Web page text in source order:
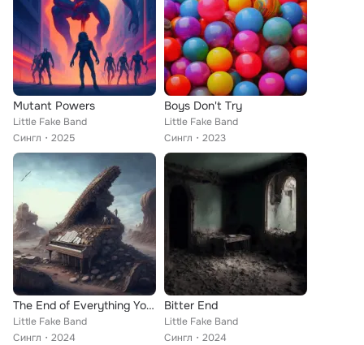
Mutant Powers
Little Fake Band
Сингл
2025
Boys Don't Try
Little Fake Band
Сингл
2023
The End of Everything You Know
Little Fake Band
Сингл
2024
Bitter End
Little Fake Band
Сингл
2024